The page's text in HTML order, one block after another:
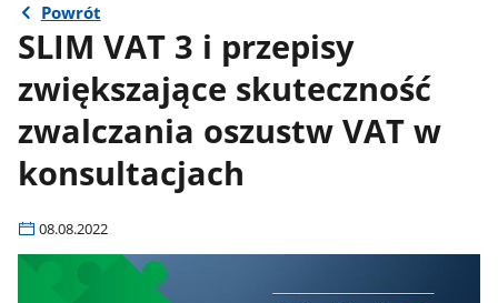
Powrót
SLIM VAT 3 i przepisy
zwiększające skuteczność
zwalczania oszustw VAT w
konsultacjach
08.08.2022